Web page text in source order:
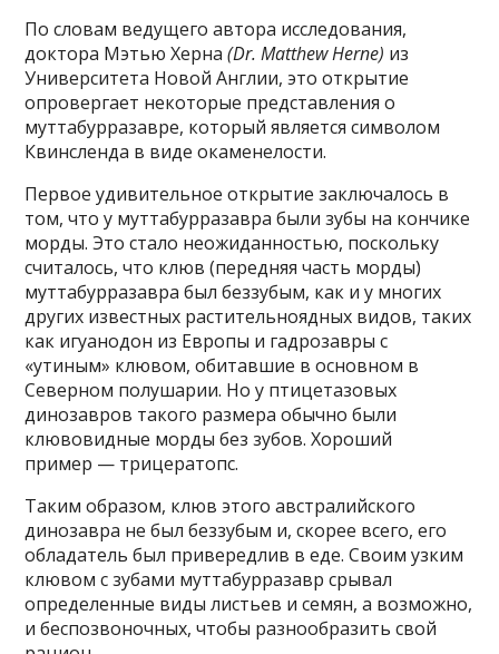
По словам ведущего автора исследования,
доктора Мэтью Херна(Dr. Matthew Herne) из
Университета Новой Англии, это открытие
опровергает некоторые представления о
муттабурразавре, который является символом
Квинсленда в виде окаменелости.
Первое удивительное открытие заключалось в
том, что у муттабурразавра были зубы на кончике
морды. Это стало неожиданностью, поскольку
считалось, что клюв (передняя часть морды)
муттабурразавра был беззубым, как и у многих
других известных растительноядных видов, таких
как игуанодон из Европы и гадрозавры с
«утиным» клювом, обитавшие в основном в
Северном полушарии. Но у птицетазовых
динозавров такого размера обычно были
клювовидные морды без зубов. Хороший
пример — трицератопс.
Таким образом, клюв этого австралийского
динозавра не был беззубым и, скорее всего, его
обладатель был привередлив в еде. Своим узким
клювом с зубами муттабурразавр срывал
определенные виды листьев и семян, а возможно,
и беспозвоночных, чтобы разнообразить свой